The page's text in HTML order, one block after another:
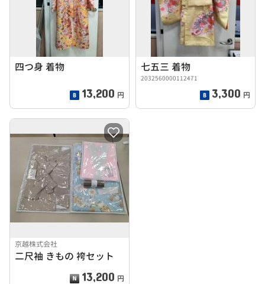
四つ身 着物
13,200 円
七五三 着物
2032560000112471
3,300 円
京越株式会社
二尺袖 きもの 袴セット
13,200 円